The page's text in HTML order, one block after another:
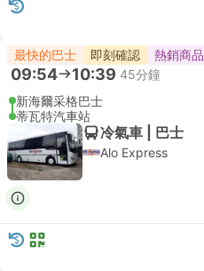
最快的巴士 即刻確認 熱銷商品
09:54 10:39 45分鐘
新海爾采格巴士
蒂瓦特汽車站
冷氣車 | 巴士
Alo Express